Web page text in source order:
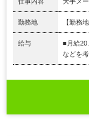
勤務地 【勤務
給与
■月給
などを